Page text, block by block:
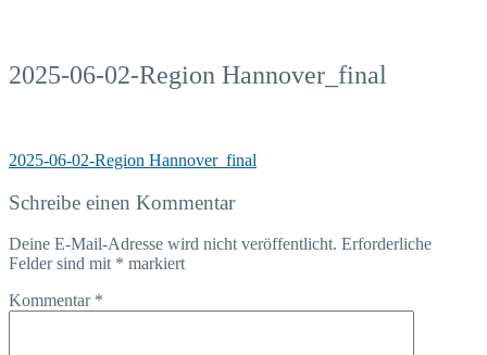
2025-06-02-Region Hannover_final
2025-06-02-Region Hannover_final
Schreibe einen Kommentar
Deine E-Mail-Adresse wird nicht veröffentlicht. Erforderliche
Felder sind mit * markiert
Kommentar *